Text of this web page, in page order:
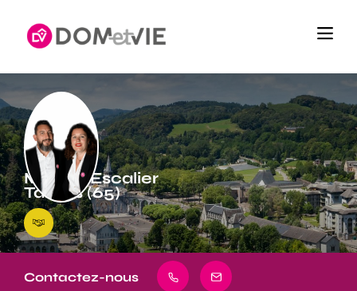
Monte-Escalier
Tarbes (65)
Contactez-nous